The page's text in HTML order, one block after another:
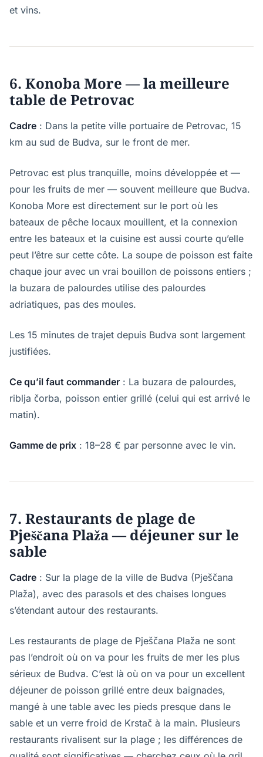
et vins.
6. Konoba More — la meilleure
table de Petrovac
Cadre : Dans la petite ville portuaire de Petrovac, 15
km au sud de Budva, sur le front de mer.
Petrovac est plus tranquille, moins développée et —
pour les fruits de mer — souvent meilleure que Budva.
Konoba More est directement sur le port où les
bateaux de pêche locaux mouillent, et la connexion
entre les bateaux et la cuisine est aussi courte qu’elle
peut l’être sur cette côte. La soupe de poisson est faite
chaque jour avec un vrai bouillon de poissons entiers ;
la buzara de palourdes utilise des palourdes
adriatiques, pas des moules.
Les 15 minutes de trajet depuis Budva sont largement
justifiées.
Ce qu’il faut commander : La buzara de palourdes,
riblja čorba, poisson entier grillé (celui qui est arrivé le
matin).
Gamme de prix : 18–28 € par personne avec le vin.
7. Restaurants de plage de
Pješčana Plaža — déjeuner sur le
sable
Cadre : Sur la plage de la ville de Budva (Pješčana
Plaža), avec des parasols et des chaises longues
s’étendant autour des restaurants.
Les restaurants de plage de Pješčana Plaža ne sont
pas l’endroit où on va pour les fruits de mer les plus
sérieux de Budva. C’est là où on va pour un excellent
déjeuner de poisson grillé entre deux baignades,
mangé à une table avec les pieds presque dans le
sable et un verre froid de Krstač à la main. Plusieurs
restaurants rivalisent sur la plage ; les différences de